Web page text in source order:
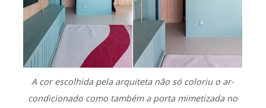
A cor escolhida pela arquiteta não só coloriu o ar-
condicionado como também a porta mimetizada no